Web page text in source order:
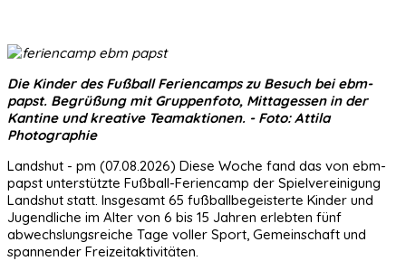
Die Kinder des Fußball Feriencamps zu Besuch bei ebm-
papst. Begrüßung mit Gruppenfoto, Mittagessen in der
Kantine und kreative Teamaktionen. - Foto: Attila
Photographie
Landshut - pm (07.08.2026) Diese Woche fand das von ebm-
papst unterstützte Fußball-Feriencamp der Spielvereinigung
Landshut statt. Insgesamt 65 fußballbegeisterte Kinder und
Jugendliche im Alter von 6 bis 15 Jahren erlebten fünf
abwechslungsreiche Tage voller Sport, Gemeinschaft und
spannender Freizeitaktivitäten.